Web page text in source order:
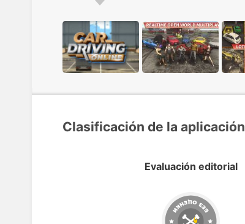
Clasificación de la aplicación
Evaluación editorial